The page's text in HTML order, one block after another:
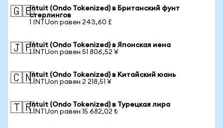
🇬🇧Intuit (Ondo Tokenized) в Британский фунт
стерлингов
1 INTUon равен 243,60 £
🇯🇵Intuit (Ondo Tokenized) в Японская иена
1 INTUon равен 51 806,52 ¥
🇨🇳Intuit (Ondo Tokenized) в Китайский юань
1 INTUon равен 2 218,51 ¥
🇹🇷Intuit (Ondo Tokenized) в Турецкая лира
1 INTUon равен 15 682,02 ₺